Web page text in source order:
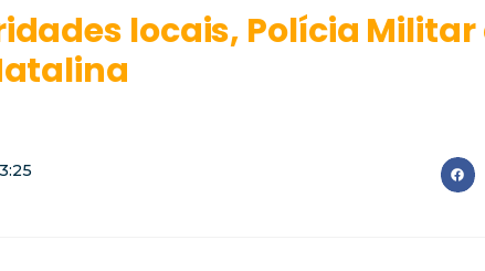
locais, Polícia Militar